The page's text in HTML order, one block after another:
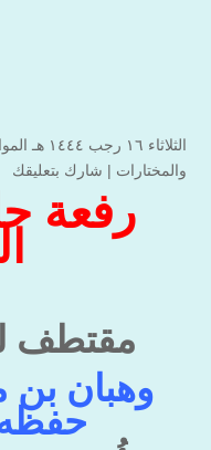
الثلاثاء ۱٦ رجب ۱٤٤٤ هـ الموافق ۷ فبراير ۲۰۲۳ مـ |
والمختارات | شارك بتعليقك
رفعة
مقتطف
وهبان
حفظه